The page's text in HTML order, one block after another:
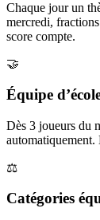
Chaque jour un
mercredi,
score compte.
🤝
Équipe
Dès 3 joueurs du
automatiquement.
⚖️
Catégories